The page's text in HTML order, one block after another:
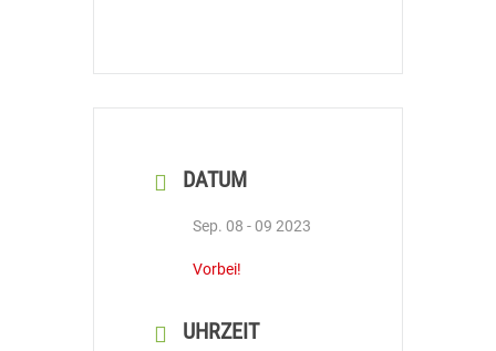
DATUM
Sep. 08 - 09 2023
Vorbei!
UHRZEIT